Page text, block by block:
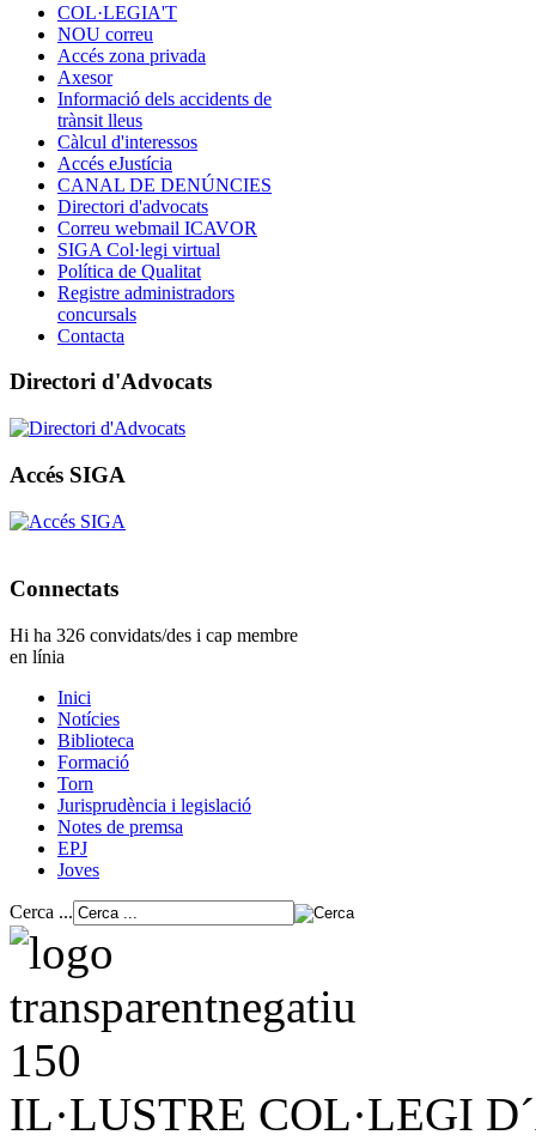
COL·LEGIA'T
NOU correu
Accés zona privada
Axesor
Informació dels accidents de
trànsit lleus
Càlcul d'interessos
Accés eJustícia
CANAL DE DENÚNCIES
Directori d'advocats
Correu webmail ICAVOR
SIGA Col·legi virtual
Política de Qualitat
Registre administradors
concursals
Contacta
Directori d'Advocats
Accés SIGA
Connectats
Hi ha 326 convidats/des i cap membre
en línia
Inici
Notícies
Biblioteca
Formació
Torn
Jurisprudència i legislació
Notes de premsa
EPJ
Joves
Cerca ...
IL·LUSTRE COL·LEGI